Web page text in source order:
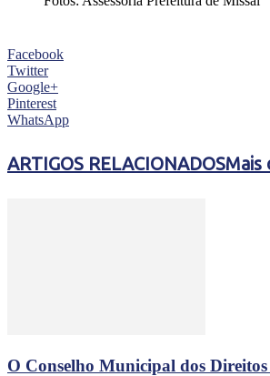
Facebook
Twitter
Google+
Pinterest
WhatsApp
ARTIGOS RELACIONADOSMais
O Conselho Municipal dos